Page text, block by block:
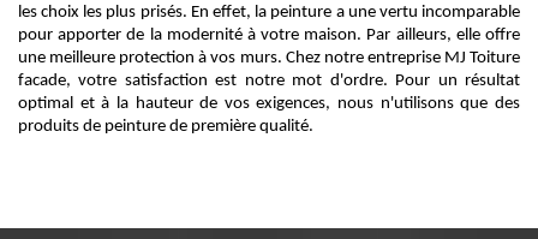
les choix les plus prisés. En effet, la peinture a une vertu incomparable
pour apporter de la modernité à votre maison. Par ailleurs, elle offre
une meilleure protection à vos murs. Chez notre entreprise MJ Toiture
facade, votre satisfaction est notre mot d'ordre. Pour un résultat
optimal et à la hauteur de vos exigences, nous n'utilisons que des
produits de peinture de première qualité.